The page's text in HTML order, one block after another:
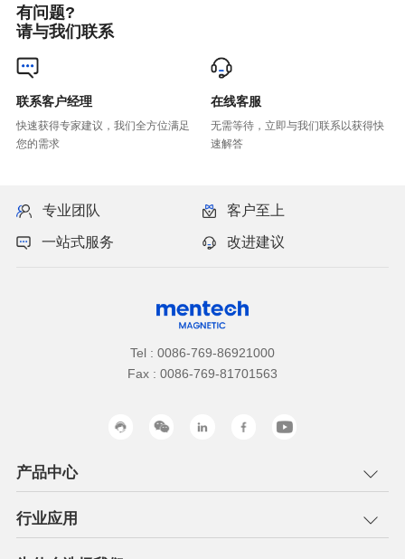
有问题?
请与我们联系
联系客户经理
您的需求
在线客服
速解答
专业团队 客户至上
一站式服务 改进建议
Tel : 0086-769-86921000
Fax : 0086-769-81701563
产品中心
行业应用